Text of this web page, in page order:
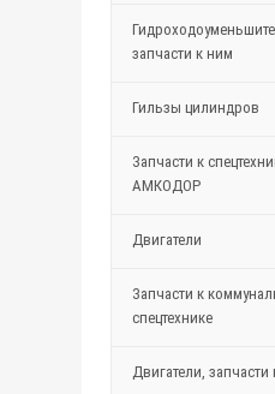
запчасти к ним
Гильзы цилиндров
Запчасти к
АМКОДОР
Двигатели
Запчасти к
спецтехнике
Двигатели, запчасти